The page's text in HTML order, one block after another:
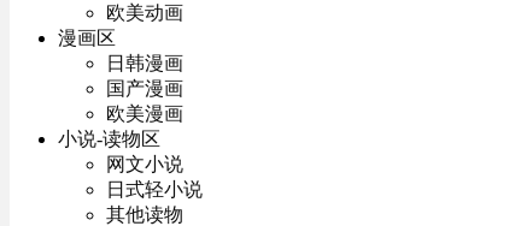
欧美动画
漫画区
日韩漫画
国产漫画
欧美漫画
小说-读物区
网文小说
日式轻小说
其他读物